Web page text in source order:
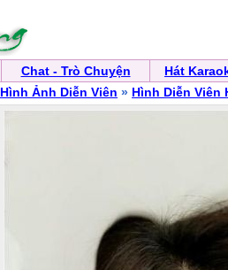
Chat - Trò Chuyện Hát
Hình Ảnh Diễn Viên » Hình Diễn Viên